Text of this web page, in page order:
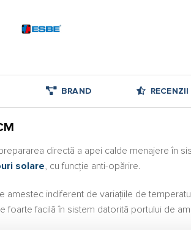
BRAND
directă a apei calde menajere în
solare , cu funcţie anti-opărire.
indiferent de variaţiile de
facilă în sistem datorită portului de